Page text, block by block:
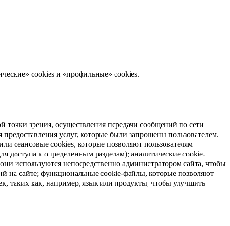
cookies и «профильные» cookies.
точки зрения, осуществления передачи сообщений по сети
услуг, которые были запрошены пользователем.
сеансовые cookies, которые позволяют пользователям
доступа к определенным разделам); аналитические cookie-
используются непосредственно администратором сайта, чтобы
на сайте; функциональные cookie-файлы, которые позволяют
таких как, например, язык или продукты, чтобы улучшить